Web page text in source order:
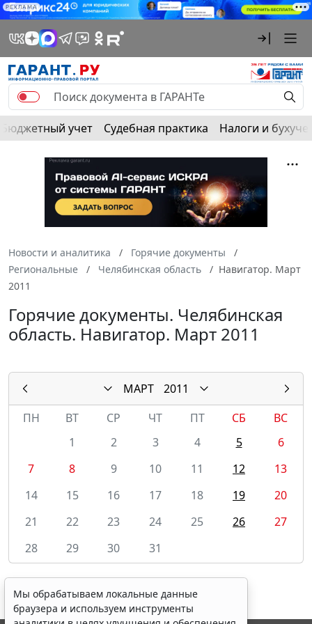
РЕКЛАМА
Бюджетный учет Судебная практика Налоги и
Новости и аналитика
Горячие документы
Региональные
Челябинская область
Навигатор. Март
2011
Горячие документы. Челябинская
область. Навигатор. Март 2011
МАРТ
2011
ПН
ВТ СР ЧТ ПТ СБ
ВС
1
2 3 4 5
6
7
8 9 10 11 12
13
14
15 16 17 18 19
20
21
22 23 24 25 26
27
28
29 30 31
Мы обрабатываем локальные данные
браузера и используем инструменты